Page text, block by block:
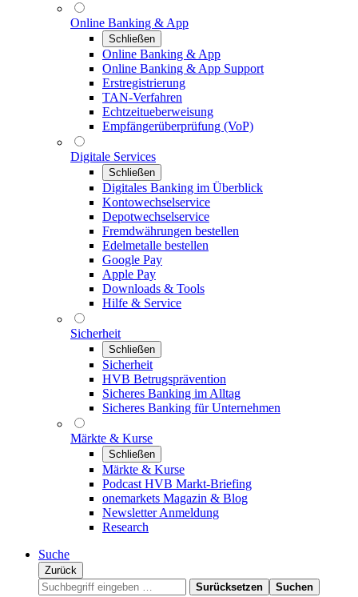
Online Banking & App
Schließen
Online Banking & App
Online Banking & App Support
Erstregistrierung
TAN-Verfahren
Echtzeitueberweisung
Empfängerüberprüfung (VoP)
Digitale Services
Schließen
Digitales Banking im Überblick
Kontowechselservice
Depotwechselservice
Fremdwährungen bestellen
Edelmetalle bestellen
Google Pay
Apple Pay
Downloads & Tools
Hilfe & Service
Sicherheit
Schließen
Sicherheit
HVB Betrugsprävention
Sicheres Banking im Alltag
Sicheres Banking für Unternehmen
Märkte & Kurse
Schließen
Märkte & Kurse
Podcast HVB Markt-Briefing
onemarkets Magazin & Blog
Newsletter Anmeldung
Research
Suche
Zurück
Surücksetzen
Suchen